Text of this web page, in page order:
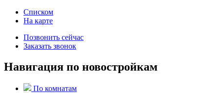
Списком
На карте
Позвонить сейчас
Заказать звонок
Навигация по новостройкам
По комнатам